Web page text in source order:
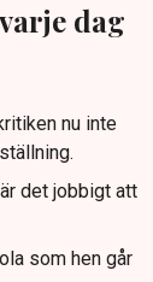
dag
nu inte
det jobbigt att
som hen går